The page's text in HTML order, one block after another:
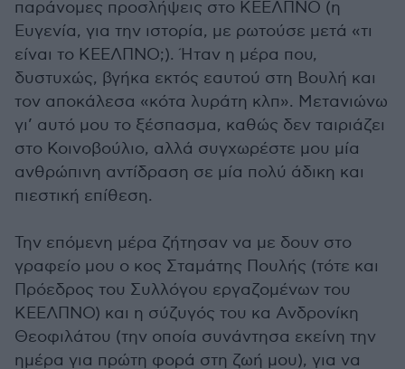
παράνομες προσλήψεις στο ΚΕΕΛΠΝΟ (η
Ευγενία, για την ιστορία, με ρωτούσε μετά «τι
είναι το ΚΕΕΛΠΝΟ;). Ήταν η μέρα που,
δυστυχώς, βγήκα εκτός εαυτού στη Βουλή και
τον αποκάλεσα «κότα λυράτη κλπ». Μετανιώνω
γι’ αυτό μου το ξέσπασμα, καθώς δεν ταιριάζει
στο Κοινοβούλιο, αλλά συγχωρέστε μου μία
ανθρώπινη αντίδραση σε μία πολύ άδικη και
πιεστική επίθεση.
Την επόμενη μέρα ζήτησαν να με δουν στο
γραφείο μου ο κος Σταμάτης Πουλής (τότε και
Πρόεδρος του Συλλόγου εργαζομένων του
ΚΕΕΛΠΝΟ) και η σύζυγός του κα Ανδρονίκη
Θεοφιλάτου (την οποία συνάντησα εκείνη την
ημέρα για πρώτη φορά στη ζωή μου), για να